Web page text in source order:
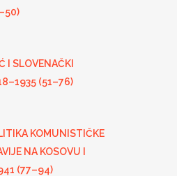
I SLOVENAČKI
(51–76)
KOMUNISTIČKE
NA KOSOVU I
(77–94)